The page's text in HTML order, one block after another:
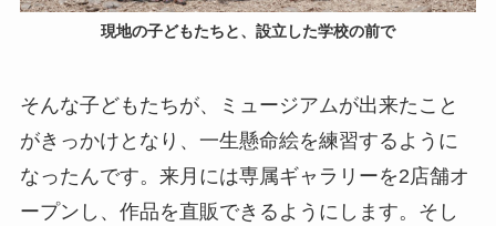
現地の子どもたちと、設立した学校の前で
そんな子どもたちが、ミュージアムが出来たこと
がきっかけとなり、一生懸命絵を練習するように
なったんです。来月には専属ギャラリーを2店舗オ
ープンし、作品を直販できるようにします。そし